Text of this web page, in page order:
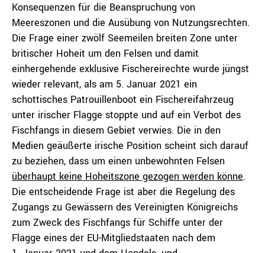
Konsequenzen für die Beanspruchung von
Meereszonen und die Ausübung von Nutzungsrechten.
Die Frage einer zwölf Seemeilen breiten Zone unter
britischer Hoheit um den Felsen und damit
einhergehende exklusive Fischereirechte wurde jüngst
wieder relevant, als am 5. Januar 2021 ein
schottisches Patrouillenboot ein Fischereifahrzeug
unter irischer Flagge stoppte und auf ein Verbot des
Fischfangs in diesem Gebiet verwies. Die in den
Medien geäußerte irische Position scheint sich darauf
zu beziehen, dass um einen unbewohnten Felsen
überhaupt keine Hoheitszone gezogen werden könne.
Die entscheidende Frage ist aber die Regelung des
Zugangs zu Gewässern des Vereinigten Königreichs
zum Zweck des Fischfangs für Schiffe unter der
Flagge eines der EU-Mitgliedstaaten nach dem